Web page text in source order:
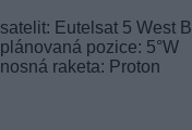
satelit: Eutelsat 5 West B
plánovaná pozice: 5°W
nosná raketa: Proton